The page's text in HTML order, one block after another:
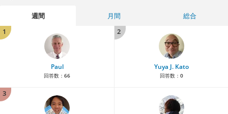
週間 月間
総合
1
Paul
回答数： 66
2
Yuya J. Kato
回答数： 0
3